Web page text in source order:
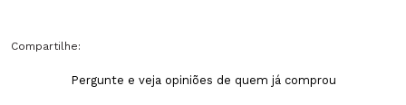
Compartilhe:
Pergunte e veja opiniões de quem já comprou